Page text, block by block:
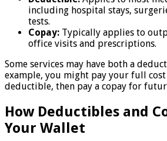
including hospital stays,
tests.
Copay: Typically applies to
office visits and prescriptions.
Some services may have both a
example, you might pay your full
deductible, then pay a copay for
How Deductibles and
Your Wallet